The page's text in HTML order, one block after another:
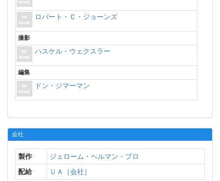
ロバート・Ｃ・ジョーンズ
撮影
ハスケル・ウェクスラー
編集
ドン・ジマーマン
会社
製作
ジェローム・ヘルマン・プロ
配給
ＵＡ［会社］